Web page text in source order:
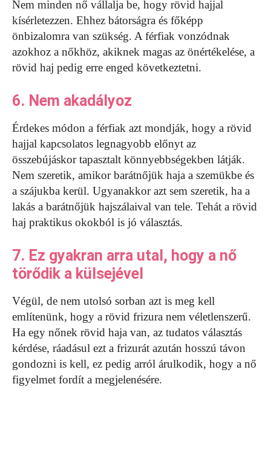
Nem minden nő vállalja be, hogy rövid hajjal
kísérletezzen. Ehhez bátorságra és főképp
önbizalomra van szükség. A férfiak vonzódnak
azokhoz a nőkhöz, akiknek magas az önértékelése, a
rövid haj pedig erre enged következtetni.
6. Nem akadályoz
Érdekes módon a férfiak azt mondják, hogy a rövid
hajjal kapcsolatos legnagyobb előnyt az
összebújáskor tapasztalt könnyebbségekben látják.
Nem szeretik, amikor barátnőjük haja a szemükbe és
a szájukba kerül. Ugyanakkor azt sem szeretik, ha a
lakás a barátnőjük hajszálaival van tele. Tehát a rövid
haj praktikus okokból is jó választás.
7. Ez gyakran arra utal, hogy a nő
törődik a külsejével
Végül, de nem utolsó sorban azt is meg kell
említenünk, hogy a rövid frizura nem véletlenszerű.
Ha egy nőnek rövid haja van, az tudatos választás
kérdése, ráadásul ezt a frizurát azután hosszú távon
gondozni is kell, ez pedig arról árulkodik, hogy a nő
figyelmet fordít a megjelenésére.